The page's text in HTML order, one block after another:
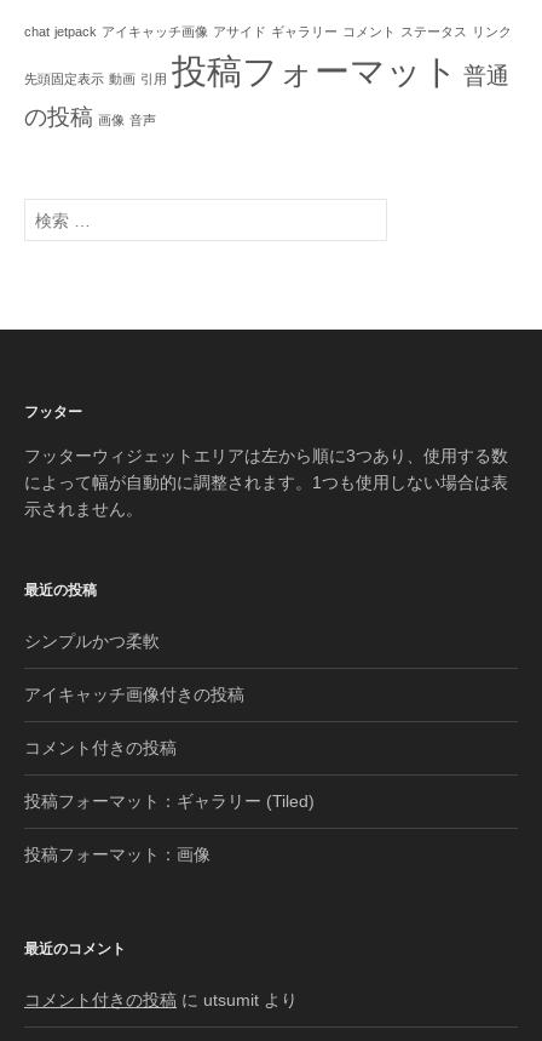
chat jetpack アイキャッチ画像 アサイド ギャラリー コメント ステータス リンク
先頭固定表示 動画 引用 投稿フォーマット 普通
の投稿 画像 音声
検
索
フッター
フッターウィジェットエリアは左から順に3つあり、使用する数
によって幅が自動的に調整されます。1つも使用しない場合は表
示されません。
最近の投稿
シンプルかつ柔軟
アイキャッチ画像付きの投稿
コメント付きの投稿
投稿フォーマット：ギャラリー (Tiled)
投稿フォーマット：画像
最近のコメント
コメント付きの投稿 に utsumit より